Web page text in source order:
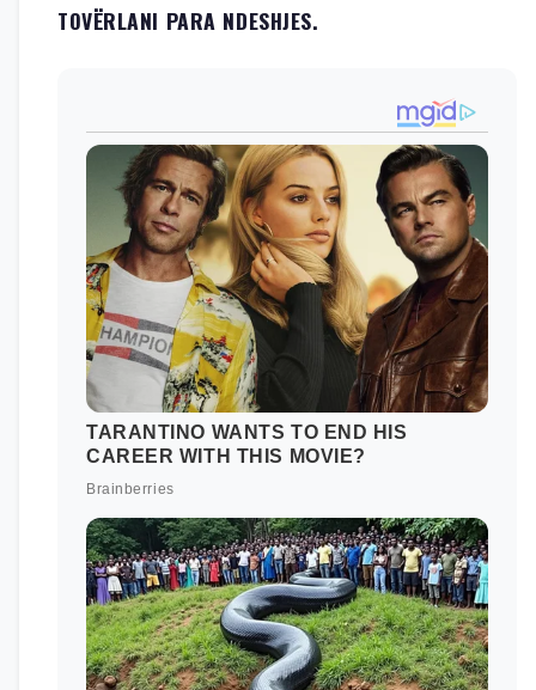
TOVËRLANI PARA NDESHJES.